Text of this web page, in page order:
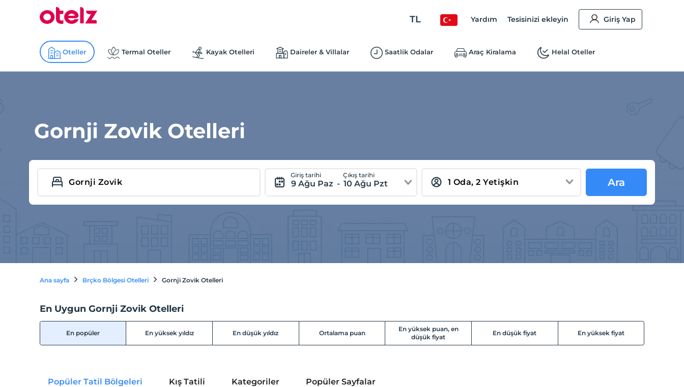
TL Yardım Tesisinizi ekleyin Giriş Yap
Oteller Termal Oteller Kayak Otelleri Daireler & Villalar Saatlik Odalar Araç Kiralama Helal Oteller
Gornji Zovik Otelleri
Giriş tarihi
9 Ağu Paz -
Çıkış tarihi
10 Ağu Pzt Ara
Ana sayfa Brçko Bölgesi Otelleri Gornji Zovik Otelleri
En Uygun Gornji Zovik Otelleri
En popüler En yüksek yıldız En düşük yıldız Ortalama puan
En yüksek puan, en
düşük fiyat
En düşük fiyat En yüksek fiyat
Popüler Tatil Bölgeleri Kış Tatili Kategoriler Popüler Sayfalar